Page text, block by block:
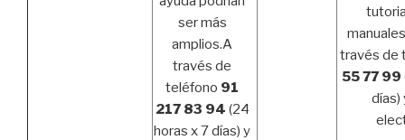
ser más
amplios.A
través de
teléfono 91
217 83 94 (24
horas x 7 días) y
través de
55 77 99
días)